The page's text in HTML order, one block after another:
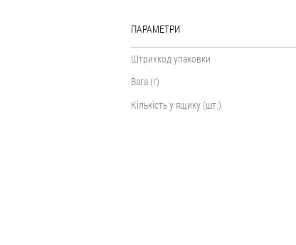
ПАРАМЕТРИ
Штрихкод упаковки
Вага (г)
Кількість у ящику (шт.)